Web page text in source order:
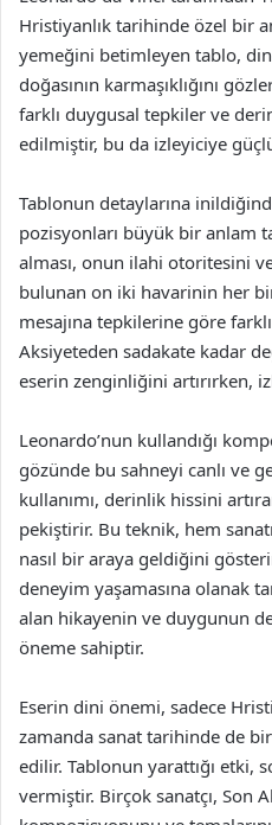
Hristiyanlık tarihinde özel bir
yemeğini betimleyen tablo,
doğasının karmaşıklığını
farklı duygusal tepkiler ve
edilmiştir, bu da izleyiciye
Tablonun detaylarına
pozisyonları büyük bir anlam
alması, onun ilahi otoritesini
bulunan on iki havarinin her
mesajına tepkilerine göre
Aksiyeteden sadakate kadar
eserin zenginliğini artırırken,
Leonardo’nun kullandığı
gözünde bu sahneyi canlı ve
kullanımı, derinlik hissini
pekiştirir. Bu teknik, hem
nasıl bir araya geldiğini
deneyim yaşamasına olanak
alan hikayenin ve duygunun
öneme sahiptir.
Eserin dini önemi, sadece
zamanda sanat tarihinde de
edilir. Tablonun yarattığı etki,
vermiştir. Birçok sanatçı, Son